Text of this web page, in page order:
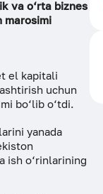
va o‘rta biznes
marosimi
el kapitali
uchun
bo‘lib o‘tdi.
yanada
ish o‘rinlarining